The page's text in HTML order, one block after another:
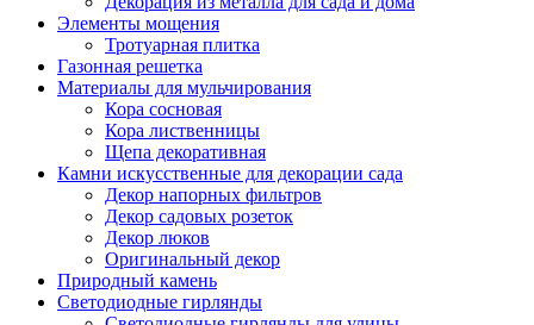
Элементы мощения
Тротуарная плитка
Газонная решетка
Материалы для мульчирования
Кора сосновая
Кора лиственницы
Щепа декоративная
Камни искусственные для декорации сада
Декор напорных фильтров
Декор садовых розеток
Декор люков
Оригинальный декор
Природный камень
Светодиодные гирлянды